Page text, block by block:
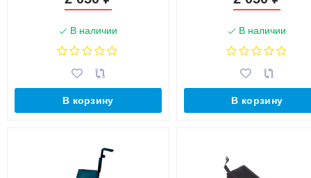
В наличии
В корзину
В наличии
В корзину